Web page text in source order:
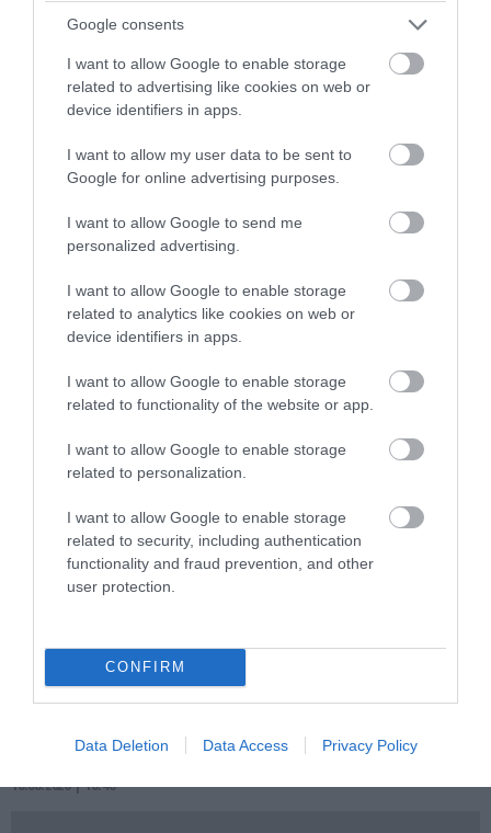
Google consents
I want to allow Google to enable storage
related to advertising like cookies on web or
device identifiers in apps.
I want to allow my user data to be sent to
Google for online advertising purposes.
I want to allow Google to send me
personalized advertising.
I want to allow Google to enable storage
related to analytics like cookies on web or
device identifiers in apps.
I want to allow Google to enable storage
related to functionality of the website or app.
I want to allow Google to enable storage
related to personalization.
I want to allow Google to enable storage
related to security, including authentication
functionality and fraud prevention, and other
user protection.
CONFIRM
Data Deletion Data Access Privacy Policy
PRONEWS.GR /ΥΓΕΙΑ
S-CURVE: Η «μαγική» κρέμα που
μεταμορφώνει τους γλουτούς σας –
10.08.2026 | 17:40
Απώλεια βάρους μετά τα 40: Όσα πρέπει
να ξέρετε για τη μέθοδο 2-2-2 που
μπορεί να σας βοηθήσει
10.08.2026 | 16:40